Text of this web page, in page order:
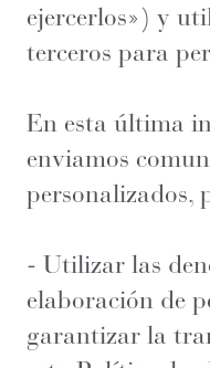
ejercerlos») y
terceros para
En esta última
enviamos
personalizados,
- Utilizar las
elaboración de
garantizar la